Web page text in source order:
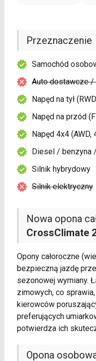
Nowa opona
CrossClimate
Opony całoroczne
bezpieczną jazdę
sezonowej wymiany.
zimowych, co
kierowców
preferujących
potwierdza ich
Opona
Przeznaczenie
Samochód
Auto dostawcze /
Napęd na tył
Napęd na przód
Napęd 4x4 (AWD,
Diesel / benzyna
Silnik hybrydowy
Silnik elektryczny